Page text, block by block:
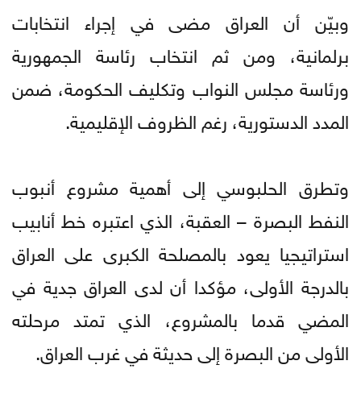
وبيّن أن العراق مضى في إجراء انتخابات
برلمانية، ومن ثم انتخاب رئاسة الجمهورية
ورئاسة مجلس النواب وتكليف الحكومة، ضمن
المدد الدستورية، رغم الظروف الإقليمية.
وتطرق الحلبوسي إلى أهمية مشروع أنبوب
النفط البصرة – العقبة، الذي اعتبره خط أنابيب
استراتيجيا يعود بالمصلحة الكبرى على العراق
بالدرجة الأولى، مؤكدا أن لدى العراق جدية في
المضي قدما بالمشروع، الذي تمتد مرحلته
الأولى من البصرة إلى حديثة في غرب العراق.